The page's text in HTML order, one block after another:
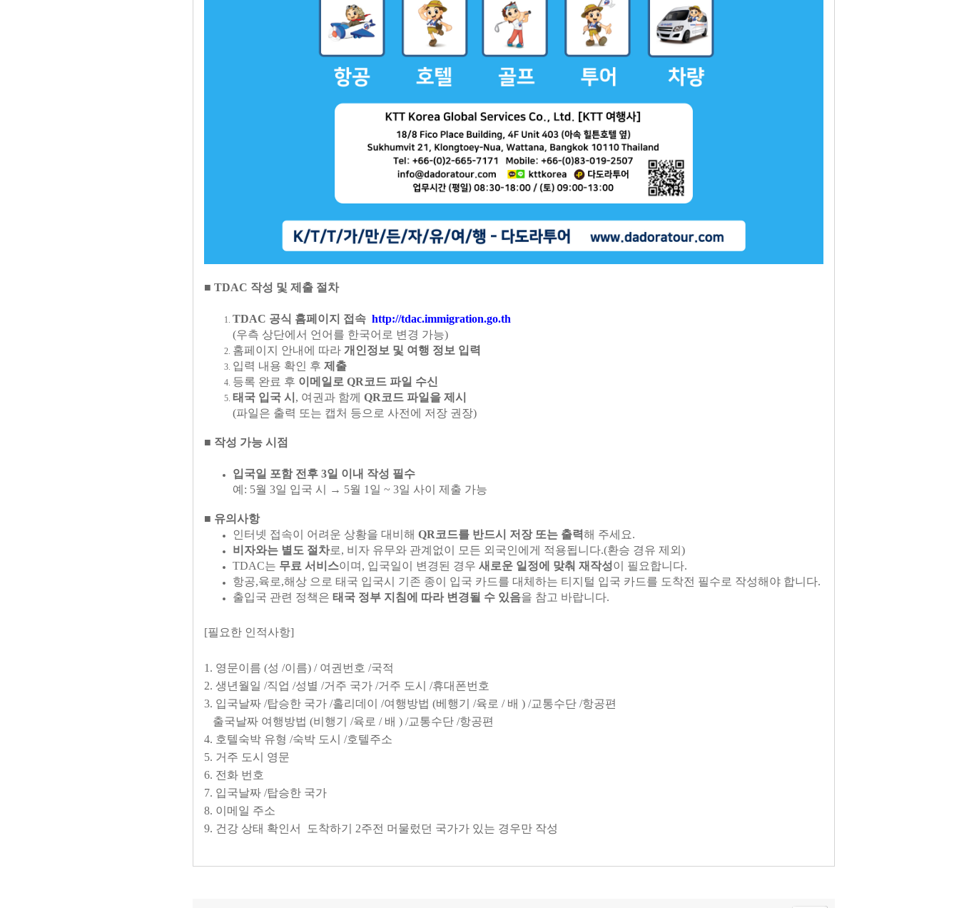
■ TDAC 작성 및 제출 절차
TDAC 공식 홈페이지 접속 http://tdac.immigration.go.th
(우측 상단에서 언어를 한국어로 변경 가능)
홈페이지 안내에 따라 개인정보 및 여행 정보 입력
입력 내용 확인 후 제출
등록 완료 후 이메일로 QR코드 파일 수신
태국 입국 시 , 여권과 함께 QR코드 파일을 제시
(파일은 출력 또는 캡처 등으로 사전에 저장 권장)
■ 작성 가능 시점
입국일 포함 전후 3일 이내 작성 필수
예: 5월 3일 입국 시 → 5월 1일 ~ 3일 사이 제출 가능
■ 유의사항
인터넷 접속이 어려운 상황을 대비해 QR코드를 반드시 저장 또는 출력해 주세요.
비자와는 별도 절차로, 비자 유무와 관계없이 모든 외국인에게 적용됩니다.(환승 경유 제외)
TDAC는 무료 서비스이며, 입국일이 변경된 경우 새로운 일정에 맞춰 재작성이 필요합니다.
항공,육로,해상 으로 태국 입국시 기존 종이 입국 카드를 대체하는 티지털 입국 카드를 도착전 필수로 작성해야 합니다.
출입국 관련 정책은 태국 정부 지침에 따라 변경될 수 있음을 참고 바랍니다.
[필요한 인적사항]
1. 영문이름 (성 /이름) / 여권번호 /국적
2. 생년월일 /직업 /성별 /거주 국가 /거주 도시 /휴대폰번호
3. 입국날짜 /탑승한 국가 /홀리데이 /여행방법 (베행기 /육로 / 배 ) /교통수단 /항공편
출국날짜 여행방법 (비행기 /육로 / 배 ) /교통수단 /항공편
4. 호텔숙박 유형 /숙박 도시 /호텔주소
5. 거주 도시 영문
6. 전화 번호
7. 입국날짜 /탑승한 국가
8. 이메일 주소
9. 건강 상태 확인서 도착하기 2주전 머물렀던 국가가 있는 경우만 작성